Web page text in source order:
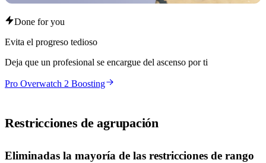
Done for you
Evita el progreso tedioso
Deja que un profesional se encargue del ascenso por ti
Pro Overwatch 2 Boosting
Restricciones de agrupación
Eliminadas la mayoría de las restricciones de rango